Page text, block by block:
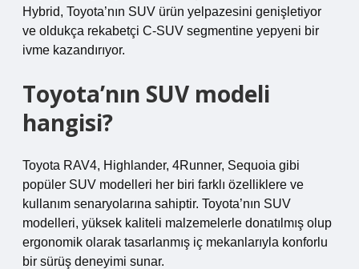
Hybrid, Toyota’nın SUV ürün yelpazesini genişletiyor
ve oldukça rekabetçi C-SUV segmentine yepyeni bir
ivme kazandırıyor.
Toyota’nın SUV modeli
hangisi?
Toyota RAV4, Highlander, 4Runner, Sequoia gibi
popüler SUV modelleri her biri farklı özelliklere ve
kullanım senaryolarına sahiptir. Toyota’nın SUV
modelleri, yüksek kaliteli malzemelerle donatılmış olup
ergonomik olarak tasarlanmış iç mekanlarıyla konforlu
bir sürüş deneyimi sunar.